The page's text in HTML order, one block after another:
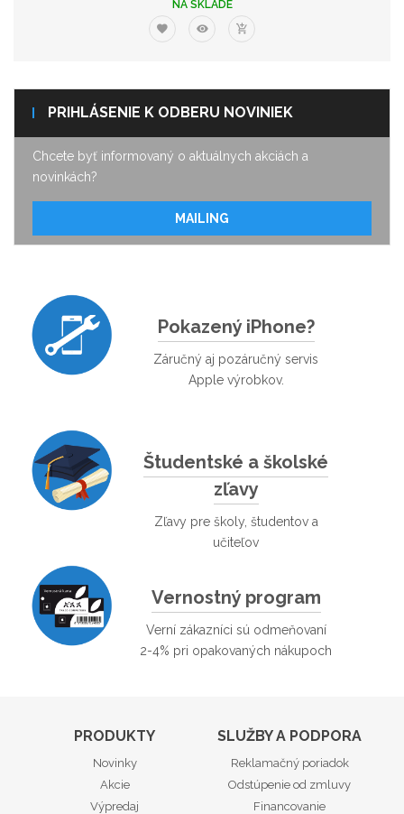
NA SKLADE
PRIHLÁSENIE K ODBERU NOVINIEK
Chcete byť informovaný o aktuálnych akciách a
novinkách?
MAILING
Pokazený iPhone?
Záručný aj pozáručný servis
Apple výrobkov.
Študentské a školské
zľavy
Zľavy pre školy, študentov a
učiteľov
Vernostný program
Verní zákazníci sú odmeňovaní
2-4% pri opakovaných nákupoch
PRODUKTY
Novinky
Akcie
Výpredaj
SLUŽBY A PODPORA
Reklamačný poriadok
Odstúpenie od zmluvy
Financovanie